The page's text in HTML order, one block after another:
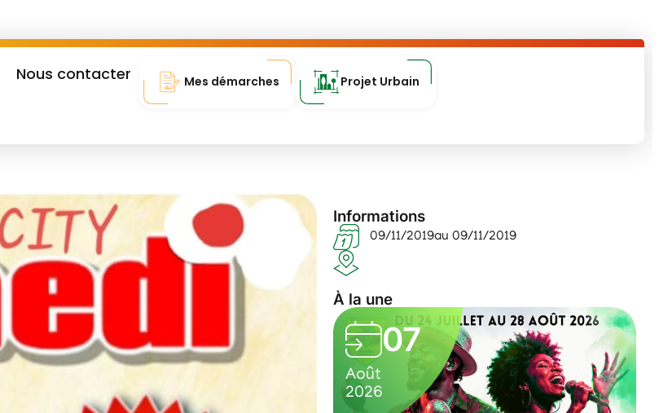
Nous contacter Mes démarches Projet Urbain
Informations
09/11/2019au 09/11/2019
À la une
07
Août
2026